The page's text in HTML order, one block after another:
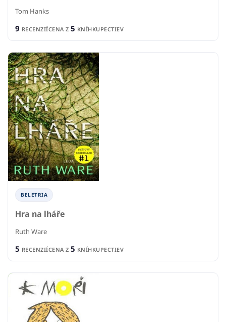
Tom Hanks
9 RECENZIÍCENA Z 5 KNÍHKUPECTIEV
BELETRIA
Hra na lháře
Ruth Ware
5 RECENZIÍCENA Z 5 KNÍHKUPECTIEV